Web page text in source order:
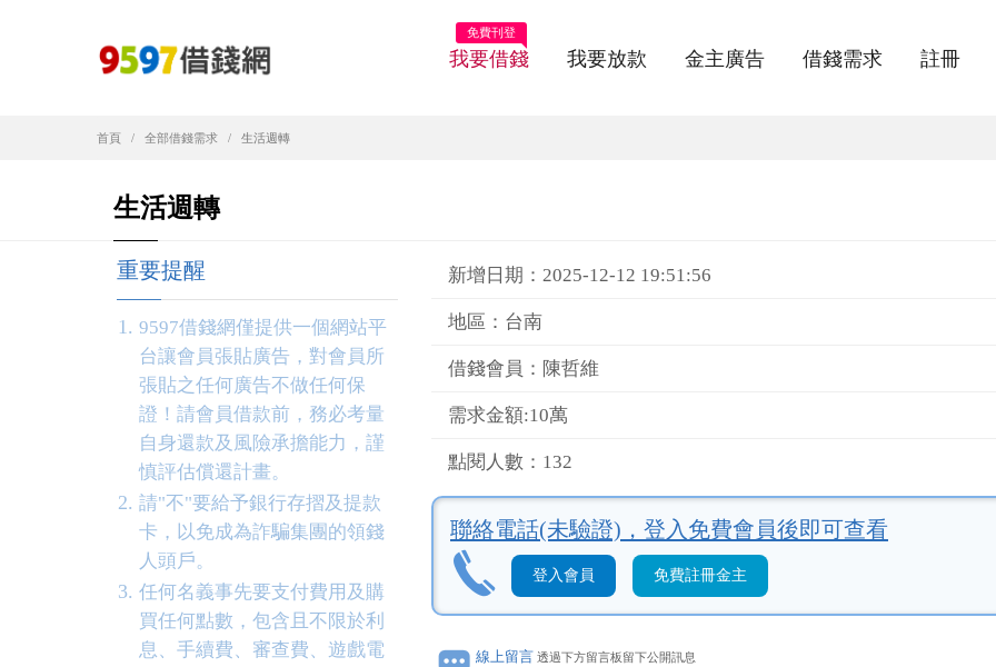
我要借錢
免費刊登
我要放款 金主廣告 借錢需求 註冊
首頁 全部借錢需求 生活週轉
生活週轉
重要提醒
9597借錢網僅提供一個網站平
台讓會員張貼廣告，對會員所
張貼之任何廣告不做任何保
證！請會員借款前，務必考量
自身還款及風險承擔能力，謹
慎評估償還計畫。
請"不"要給予銀行存摺及提款
卡，以免成為詐騙集團的領錢
人頭戶。
任何名義事先要支付費用及購
買任何點數，包含且不限於利
息、手續費、審查費、遊戲電
新增日期：2025-12-12 19:51:56
地區：台南
借錢會員：陳哲維
需求金額:10萬
點閱人數：132
聯絡電話(未驗證)， 登入免費會員後即可查看
登入會員 免費註冊金主
線上留言 透過下方留言板留下公開訊息